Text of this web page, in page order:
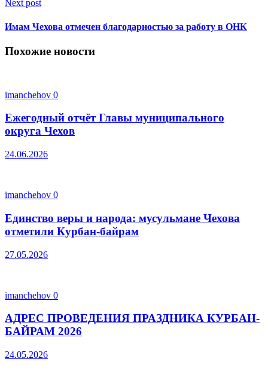
Next post
Имам Чехова отмечен благодарностью за работу в ОНК
Похожие новости
imanchehov 0
Ежегодный отчёт Главы муниципального
округа Чехов
24.06.2026
imanchehov 0
Единство веры и народа: мусульмане Чехова
отметили Курбан-байрам
27.05.2026
imanchehov 0
АДРЕС ПРОВЕДЕНИЯ ПРАЗДНИКА КУРБАН-
БАЙРАМ 2026
24.05.2026